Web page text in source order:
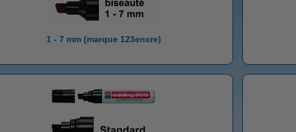
1 - 7 mm (marque 123encre)